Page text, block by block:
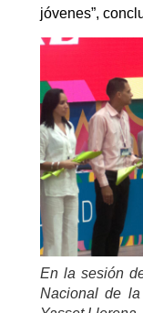
jóvenes”,
En la sesión
Nacional de